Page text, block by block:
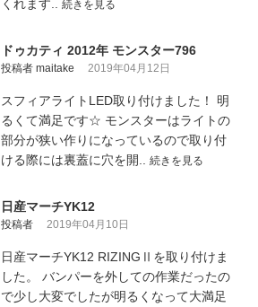
くれます.. 続きを見る
ドゥカティ 2012年 モンスター796
投稿者 maitake 2019年04月12日
スフィアライトLED取り付けました！ 明
るくて満足です☆ モンスターはライトの
部分が狭い作りになっているので取り付
ける際には裏蓋に穴を開.. 続きを見る
日産マーチYK12
投稿者 2019年04月10日
日産マーチYK12 RIZINGⅡを取り付けま
した。 バンパーを外しての作業だったの
で少し大変でしたが明るくなって大満足